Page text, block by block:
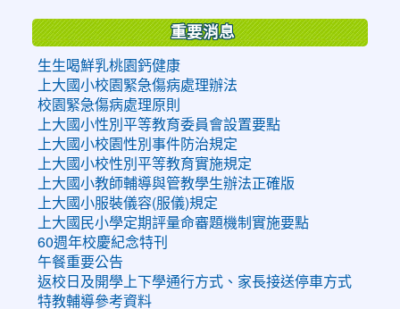
重要消息
生生喝鮮乳桃園鈣健康
上大國小校園緊急傷病處理辦法
校園緊急傷病處理原則
上大國小性別平等教育委員會設置要點
上大國小校園性別事件防治規定
上大國小校性別平等教育實施規定
上大國小教師輔導與管教學生辦法正確版
上大國小服裝儀容(服儀)規定
上大國民小學定期評量命審題機制實施要點
60週年校慶紀念特刊
午餐重要公告
返校日及開學上下學通行方式、家長接送停車方式
特教輔導參考資料